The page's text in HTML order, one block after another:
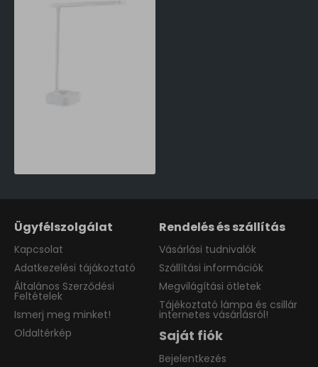
Ügyfélszolgálat
Kapcsolat
Adatkezelési tájákoztató
Általános Szerződési
Feltételek
Ismerj meg minket!
Oldaltérkép
Rendelés és szállítás
Vásárlási tudnivalók
Szállítási információk
Megvilágítási ötletek
Tájékoztató lámpa és csillár
internetes vásárlásról!
Saját fiók
Bejelentkezés